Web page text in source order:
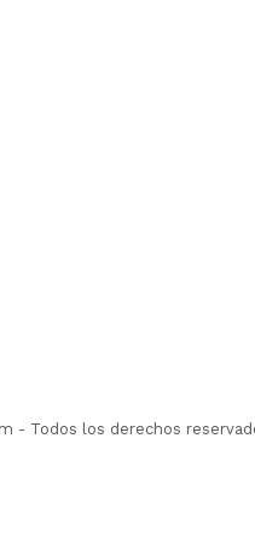
- Todos los derechos